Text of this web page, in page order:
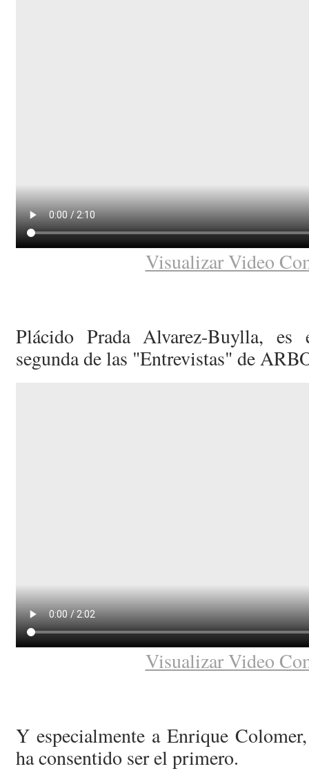
Visualizar Video
Plácido Prada Alvarez-Buylla,
segunda de las "Entrevistas" de
Visualizar Video
Y especialmente a Enrique
ha consentido ser el primero.